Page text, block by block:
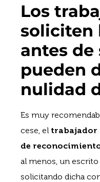
Los
soliciten
antes de
pueden
nulidad
Es muy
cese, el trabajador
de
al menos, un
solicitando dicha